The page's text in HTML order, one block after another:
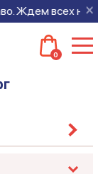
×
всех на новом
0